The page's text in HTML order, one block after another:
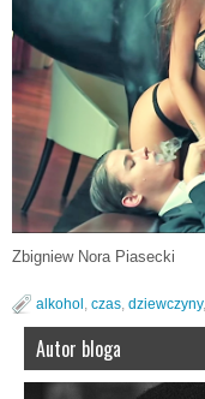
Zbigniew Nora Piasecki
alkohol czas dziewczyny,
Autor bloga